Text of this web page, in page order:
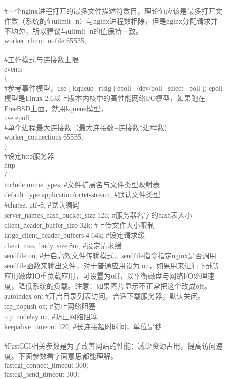
SD-WAN
智能盒子即买即用
全球加速服务
数据中心
华南BGP机房
深圳横岗电信机房
FIL/CHIA/BZZ首选机房
国家B+级机房
广州天河信息港机房
国家级的网络灾备数据中心
华南电信机房
深圳南山沙河机房
电信五星级标准建设
华南双线机房
深圳龙华清湖机房
深圳南山沙河机房
电信钻石五星级机房
#一个nginx进程打开的最多文件描述符数目，理论值应该是最多打开文
件数（系统的值ulimit -n）与nginx进程数相除，但是nginx分配请求并
不均匀，所以建议与ulimit -n的值保持一致。
worker_rlimit_nofile 65535;
#工作模式与连接数上限
events
{
#参考事件模型，use [ kqueue | rtsig | epoll | /dev/poll | select | poll ]; epoll
模型是Linux 2.6以上版本内核中的高性能网络I/O模型，如果跑在
FreeBSD上面，就用kqueue模型。
use epoll;
#单个进程最大连接数（最大连接数=连接数*进程数）
worker_connections 65535;
}
#设定http服务器
http
{
include mime.types; #文件扩展名与文件类型映射表
default_type application/octet-stream; #默认文件类型
#charset utf-8; #默认编码
server_names_hash_bucket_size 128; #服务器名字的hash表大小
client_header_buffer_size 32k; #上传文件大小限制
large_client_header_buffers 4 64k; #设定请求缓
client_max_body_size 8m; #设定请求缓
sendfile on; #开启高效文件传输模式，sendfile指令指定nginx是否调用
sendfile函数来输出文件，对于普通应用设为 on，如果用来进行下载等
应用磁盘IO重负载应用，可设置为off，以平衡磁盘与网络I/O处理速
度，降低系统的负载。注意：如果图片显示不正常把这个改成off。
autoindex on; #开启目录列表访问，合适下载服务器，默认关闭。
tcp_nopush on; #防止网络阻塞
tcp_nodelay on; #防止网络阻塞
keepalive_timeout 120; #长连接超时时间，单位是秒
#FastCGI相关参数是为了改善网站的性能：减少资源占用，提高访问速
度。下面参数看字面意思都能理解。
fastcgi_connect_timeout 300;
fastcgi_send_timeout 300;